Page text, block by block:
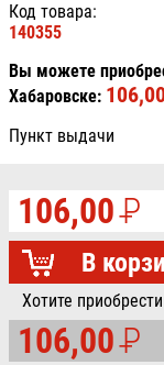
Код товара:
140355
Вы можете
Хабаровске:
Пункт выдачи
106,00P
УБ.
В
Хотите
106,00P